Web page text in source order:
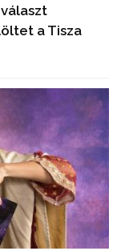
a Tisza